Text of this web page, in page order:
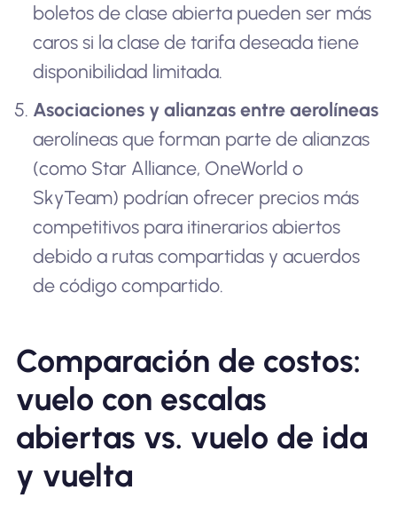
boletos de clase abierta pueden ser más
caros si la clase de tarifa deseada tiene
disponibilidad limitada.
Asociaciones y alianzas entre aerolíneas
aerolíneas que forman parte de alianzas
(como Star Alliance, OneWorld o
SkyTeam) podrían ofrecer precios más
competitivos para itinerarios abiertos
debido a rutas compartidas y acuerdos
de código compartido.
Comparación de costos:
vuelo con escalas
abiertas vs. vuelo de ida
y vuelta